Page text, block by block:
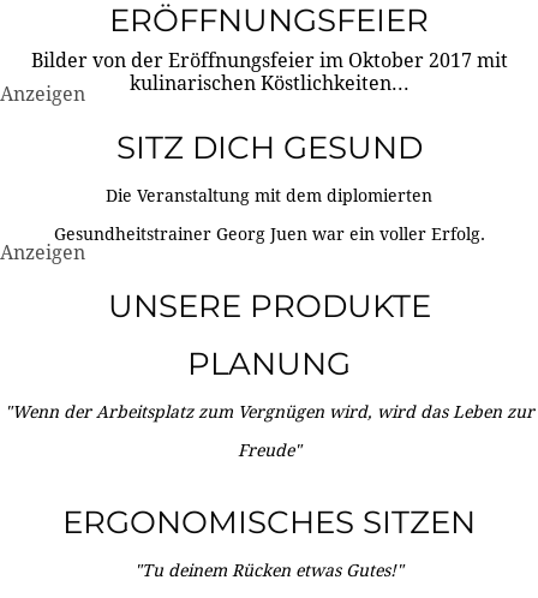
ERÖFFNUNGSFEIER
Bilder von der Eröffnungsfeier im Oktober 2017 mit
kulinarischen Köstlichkeiten...
Anzeigen
SITZ DICH GESUND
Die Veranstaltung mit dem diplomierten
Gesundheitstrainer Georg Juen war ein voller Erfolg.
Anzeigen
UNSERE PRODUKTE
PLANUNG
"Wenn der Arbeitsplatz zum Vergnügen wird, wird das Leben zur
Freude"
ERGONOMISCHES SITZEN
"Tu deinem Rücken etwas Gutes!"